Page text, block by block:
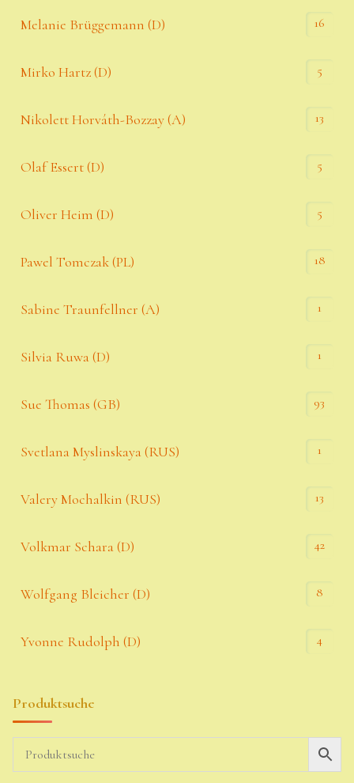
Melanie Brüggemann (D) 16
Mirko Hartz (D) 5
Nikolett Horváth-Bozzay (A) 13
Olaf Essert (D) 5
Oliver Heim (D) 5
Pawel Tomczak (PL) 18
Sabine Traunfellner (A) 1
Silvia Ruwa (D) 1
Sue Thomas (GB) 93
Svetlana Myslinskaya (RUS) 1
Valery Mochalkin (RUS) 13
Volkmar Schara (D) 42
Wolfgang Bleicher (D) 8
Yvonne Rudolph (D) 4
Produktsuche